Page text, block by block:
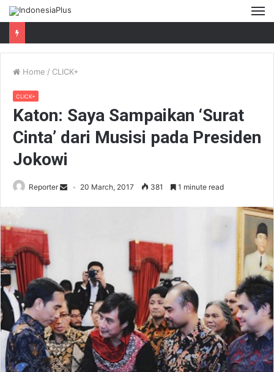
Home / CLICK+
CLICK+
Katon: Saya Sampaikan ‘Surat
Cinta’ dari Musisi pada Presiden
Jokowi
Reporter 20 March, 2017 381 1 minute read